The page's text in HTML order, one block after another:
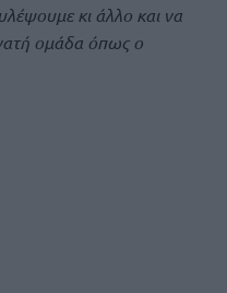
κι άλλο και να
ομάδα όπως ο